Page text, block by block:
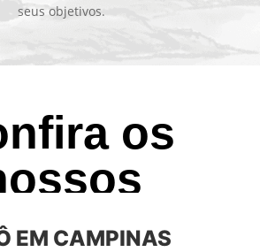
seus objetivos.
os
EM CAMPINAS